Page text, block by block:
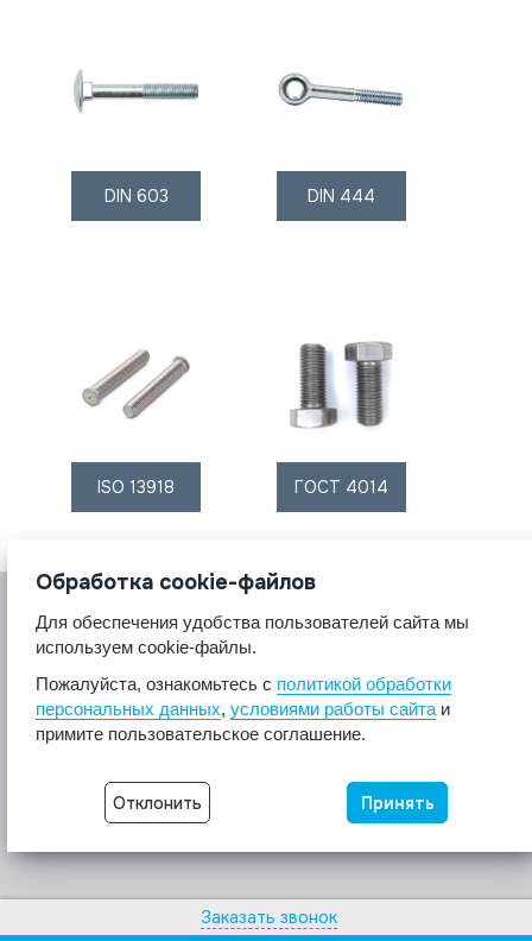
Заказать звонок
DIN 603 DIN 444
ISO 13918 ГОСТ 4014
© 2017 A2A4
Крепеж из нержавеющей стали А2 А4.
Разработка сайта -
Неткам
Обработка cookie-файлов
Для обеспечения удобства пользователей сайта мы
используем cookie-файлы.
Пожалуйста, ознакомьтесь с политикой обработки
персональных данных, условиями работы сайта и
примите пользовательское соглашение.
Отклонить Принять